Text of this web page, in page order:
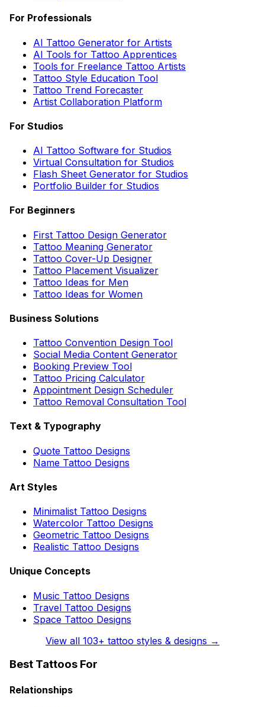
For Professionals
AI Tattoo Generator for Artists
AI Tools for Tattoo Apprentices
Tools for Freelance Tattoo Artists
Tattoo Style Education Tool
Tattoo Trend Forecaster
Artist Collaboration Platform
For Studios
AI Tattoo Software for Studios
Virtual Consultation for Studios
Flash Sheet Generator for Studios
Portfolio Builder for Studios
For Beginners
First Tattoo Design Generator
Tattoo Meaning Generator
Tattoo Cover-Up Designer
Tattoo Placement Visualizer
Tattoo Ideas for Men
Tattoo Ideas for Women
Business Solutions
Tattoo Convention Design Tool
Social Media Content Generator
Booking Preview Tool
Tattoo Pricing Calculator
Appointment Design Scheduler
Tattoo Removal Consultation Tool
Text & Typography
Quote Tattoo Designs
Name Tattoo Designs
Art Styles
Minimalist Tattoo Designs
Watercolor Tattoo Designs
Geometric Tattoo Designs
Realistic Tattoo Designs
Unique Concepts
Music Tattoo Designs
Travel Tattoo Designs
Space Tattoo Designs
View all 103+ tattoo styles & designs →
Best Tattoos For
Relationships